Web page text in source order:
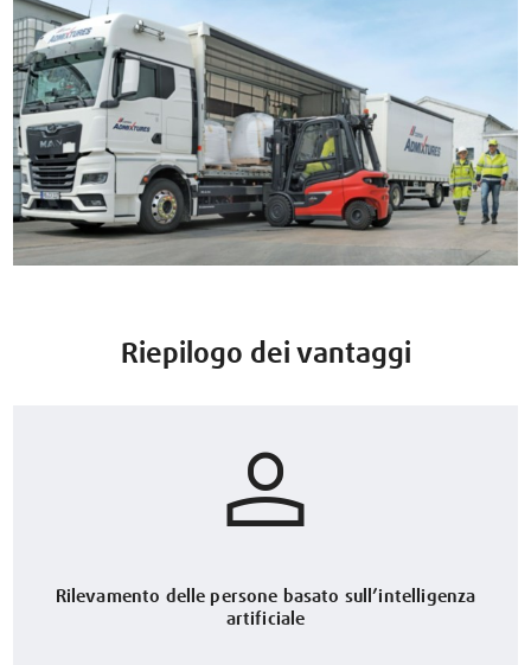
Riepilogo dei vantaggi
Rilevamento delle persone basato sull’intelligenza
artificiale